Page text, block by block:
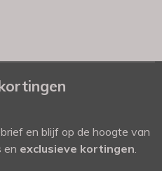
en blijf op de hoogte van
en exclusieve kortingen